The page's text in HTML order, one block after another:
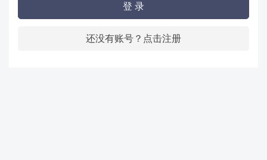
登 录
还没有账号？点击注册